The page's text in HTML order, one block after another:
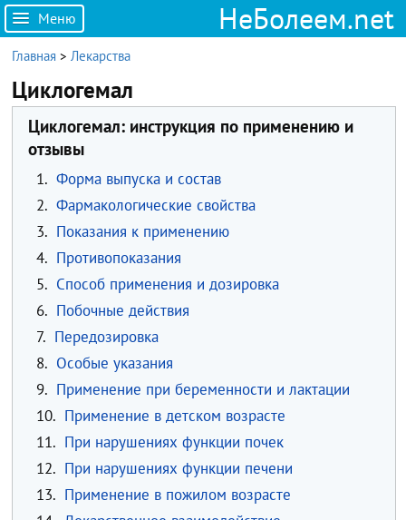
Меню НеБолеем.net
Главная >Лекарства
Циклогемал
Циклогемал: инструкция по применению и
отзывы
1. Форма выпуска и состав
2. Фармакологические свойства
3. Показания к применению
4. Противопоказания
5. Способ применения и дозировка
6. Побочные действия
7. Передозировка
8. Особые указания
9. Применение при беременности и лактации
10. Применение в детском возрасте
11. При нарушениях функции почек
12. При нарушениях функции печени
13. Применение в пожилом возрасте